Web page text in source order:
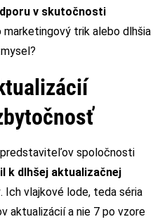
v skutočnosti
marketingový trik alebo dlhšia
predstaviteľov spoločnosti
k dlhšej aktualizačnej
. Ich vlajkové lode, teda séria
aktualizácií a nie 7 po vzore